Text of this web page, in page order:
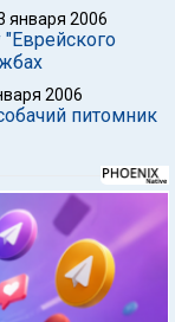
января 2006
"Еврейского
2006
питомник